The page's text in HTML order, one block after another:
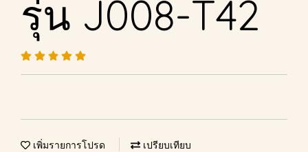
รุ่น J008-T42
เพิ่มรายการโปรด เปรียบเทียบ